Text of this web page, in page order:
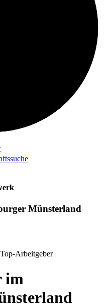
Münsterland
Top-Arbeitgeber
im